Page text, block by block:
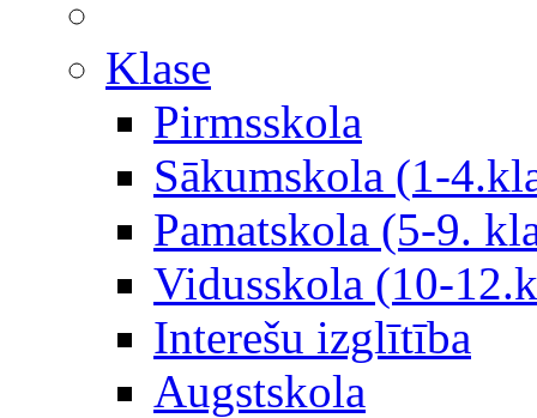
Klase
Pirmsskola
Sākumskola (1-
Pamatskola (5-9.
Vidusskola (10-
Interešu izglītība
Augstskola